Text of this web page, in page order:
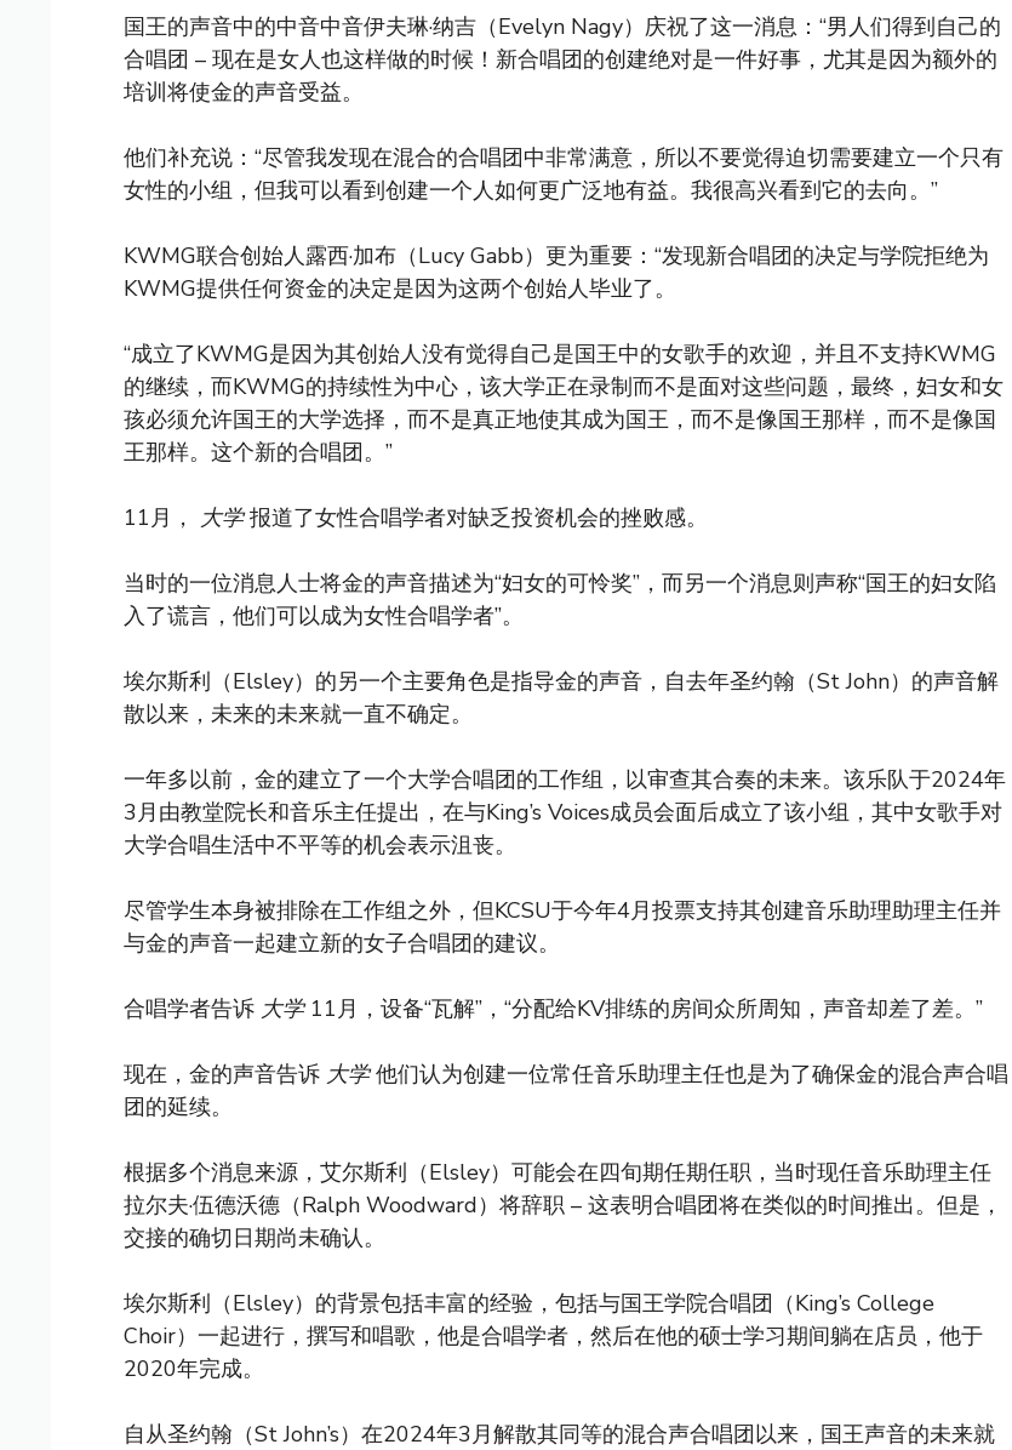
国王的声音中的中音中音伊夫琳·纳吉（Evelyn Nagy）庆祝了这一消息：“男人们得到自己的
合唱团 – 现在是女人也这样做的时候！新合唱团的创建绝对是一件好事，尤其是因为额外的
培训将使金的声音受益。
他们补充说：“尽管我发现在混合的合唱团中非常满意，所以不要觉得迫切需要建立一个只有
女性的小组，但我可以看到创建一个人如何更广泛地有益。我很高兴看到它的去向。”
KWMG联合创始人露西·加布（Lucy Gabb）更为重要：“发现新合唱团的决定与学院拒绝为
KWMG提供任何资金的决定是因为这两个创始人毕业了。
“成立了KWMG是因为其创始人没有觉得自己是国王中的女歌手的欢迎，并且不支持KWMG
的继续，而KWMG的持续性为中心，该大学正在录制而不是面对这些问题，最终，妇女和女
孩必须允许国王的大学选择，而不是真正地使其成为国王，而不是像国王那样，而不是像国
王那样。这个新的合唱团。”
11月， 大学报道了女性合唱学者对缺乏投资机会的挫败感。
当时的一位消息人士将金的声音描述为“妇女的可怜奖”，而另一个消息则声称“国王的妇女陷
入了谎言，他们可以成为女性合唱学者”。
埃尔斯利（Elsley）的另一个主要角色是指导金的声音，自去年圣约翰（St John）的声音解
散以来，未来的未来就一直不确定。
一年多以前，金的建立了一个大学合唱团的工作组，以审查其合奏的未来。该乐队于2024年
3月由教堂院长和音乐主任提出，在与King’s Voices成员会面后成立了该小组，其中女歌手对
大学合唱生活中不平等的机会表示沮丧。
尽管学生本身被排除在工作组之外，但KCSU于今年4月投票支持其创建音乐助理助理主任并
与金的声音一起建立新的女子合唱团的建议。
合唱学者告诉 大学 11月，设备“瓦解”，“分配给KV排练的房间众所周知，声音却差了差。”
现在，金的声音告诉 大学他们认为创建一位常任音乐助理主任也是为了确保金的混合声合唱
团的延续。
根据多个消息来源，艾尔斯利（Elsley）可能会在四旬期任期任职，当时现任音乐助理主任
拉尔夫·伍德沃德（Ralph Woodward）将辞职 – 这表明合唱团将在类似的时间推出。但是，
交接的确切日期尚未确认。
埃尔斯利（Elsley）的背景包括丰富的经验，包括与国王学院合唱团（King’s College
Choir）一起进行，撰写和唱歌，他是合唱学者，然后在他的硕士学习期间躺在店员，他于
2020年完成。
自从圣约翰（St John’s）在2024年3月解散其同等的混合声合唱团以来，国王声音的未来就